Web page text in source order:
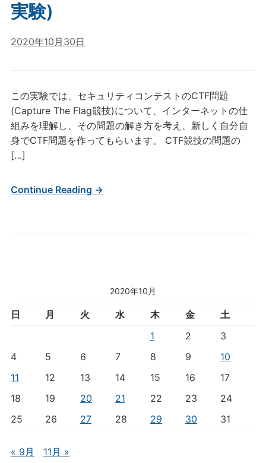
2020年10月
日 月 火 水 木 金
土
1
2
3
4
5 6 7 8 9
10
11
12 13 14 15 16
17
18
19 20 21 22 23
24
25
26 27 28 29 30 31
« 9月 11月 »
実験)
2020年10月30日
この実験では、セキュリティコンテストのCTF問題
(Capture The Flag競技)について、インターネットの仕
組みを理解し、その問題の解き方を考え、新しく自分自
身でCTF問題を作ってもらいます。 CTF競技の問題の
[…]
Continue Reading →